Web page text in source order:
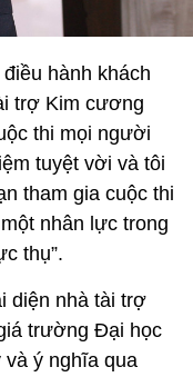
hành khách
trợ Kim cương
thi mọi người
tuyệt vời và tôi
tham gia cuộc thi
nhân lực trong
thụ”.
diện nhà tài trợ
trường Đại học
và ý nghĩa qua